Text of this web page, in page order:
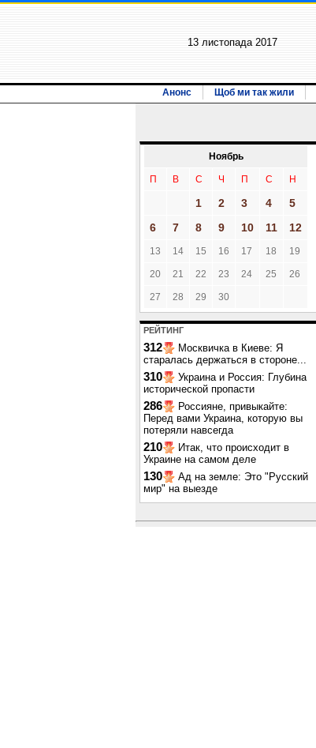
13 листопада 2017
Анонс Щоб ми так жили
Ноябрь
П В С Ч П С Н
1 2 3 4
5
6
7 8 9 10 11 12
13 14 15 16 17 18 19
20 21 22 23 24 25 26
27 28 29 30
РЕЙТИНГ
312
Москвичка в Киеве: Я
старалась держаться в стороне...
310
Украина и Россия: Глубина
исторической пропасти
286
Россияне, привыкайте:
Перед вами Украина, которую вы
потеряли навсегда
210
Итак, что происходит в
Украине на самом деле
130
Ад на земле: Это "Русский
мир" на выезде